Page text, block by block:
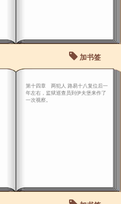
加书签
第十四章 两犯人 路易十八复位后一
年左右，监狱巡查员到伊夫堡来作了
一次视察。